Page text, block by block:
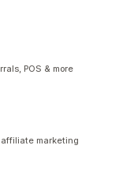
POS & more
marketing